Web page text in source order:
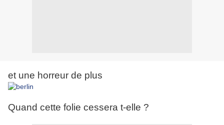
et une horreur de plus
Quand cette folie cessera t-elle ?